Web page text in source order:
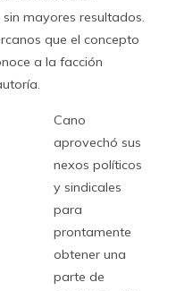
pasando la
y Compañía
CETRA o Centro
En un principio
y técnica
trabajando en áreas
industrial,
a partir de 2006,
todo en